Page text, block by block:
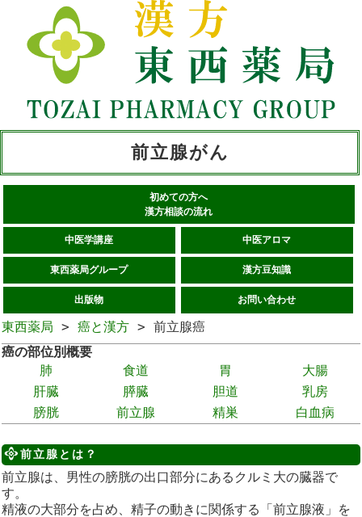
前立腺がん
初めての方へ
漢方相談の流れ
中医学講座 中医アロマ
東西薬局グループ 漢方豆知識
出版物 お問い合わせ
東西薬局 > 癌と漢方 > 前立腺癌
癌の部位別概要
肺
食道 胃
大腸
肝臓
膵臓 胆道
乳房
膀胱
前立腺 精巣 白血病
前立腺とは？
前立腺は、男性の膀胱の出口部分にあるクルミ大の臓器で
す。
精液の大部分を占め、精子の動きに関係する「前立腺液」を